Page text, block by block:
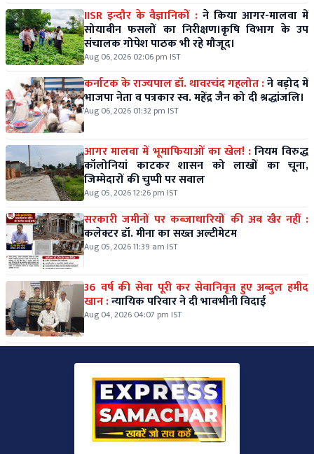
IISR इन्दौर के वैज्ञानिकों : ने किया आगर-मालवा में
सोयाबीन फसलों का निरीक्षण।कृषि विभाग के उप
संचालक गोपेश पाठक भी रहे मौजूद।
Aug 06, 2026 02:06 pm IST
कर्नाटक के राज्यपाल डॉ. थावरचंद गहलोत :ने बड़ोद में
भाजपा नेता व पत्रकार स्व. महेंद्र जैन को दी श्रद्धांजलि।
Aug 06, 2026 01:32 pm IST
आगर मालवा में भूमाफियाओं का खेल! :नियम विरुद्ध
कॉलोनियां काटकर शासन को लाखों का चूना,
जिम्मेदारों की चुप्पी पर सवाल
Aug 05, 2026 12:26 pm IST
सरकारी जमीनों पर कब्जाधारियों की अब खैर नहीं :
कलेक्टर डॉ. मीना का सख्त अल्टीमेटम
Aug 05, 2026 11:39 am IST
36 वर्ष की सेवा पूरी कर सेवानिवृत्त हुए अब्दुल हमीद
खान :न्यायिक परिवार ने दी भावभीनी विदाई
Aug 04, 2026 04:07 pm IST